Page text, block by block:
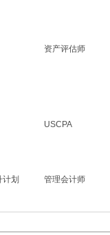
资产评估师
USCPA
划 管理会计师